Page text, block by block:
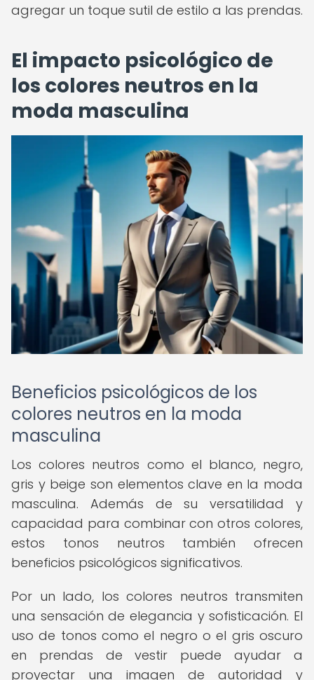
agregar un toque sutil de estilo a las prendas.
El impacto psicológico de
los colores neutros en la
moda masculina
Beneficios psicológicos de los
colores neutros en la moda
masculina
Los colores neutros como el blanco, negro,
gris y beige son elementos clave en la moda
masculina. Además de su versatilidad y
capacidad para combinar con otros colores,
estos tonos neutros también ofrecen
beneficios psicológicos significativos.
Por un lado, los colores neutros transmiten
una sensación de elegancia y sofisticación. El
uso de tonos como el negro o el gris oscuro
en prendas de vestir puede ayudar a
proyectar una imagen de autoridad y